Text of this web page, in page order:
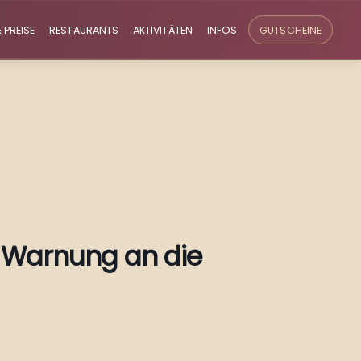
RESTAURANTS AKTIVITÄTEN INFOS GUTSCHEINE
an die